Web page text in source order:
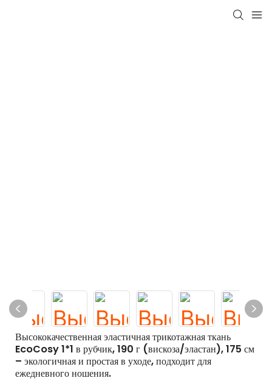
Высококачественная эластичная трикотажная ткань
EcoCosy 1*1 в рубчик, 190 г (вискоза/эластан), 175 см
– экологичная и простая в уходе, подходит для
ежедневного ношения.